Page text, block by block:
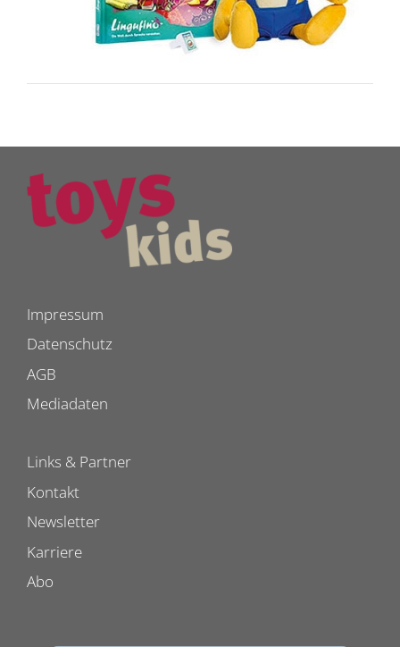
Impressum
Datenschutz
AGB
Mediadaten
Links & Partner
Kontakt
Newsletter
Karriere
Abo